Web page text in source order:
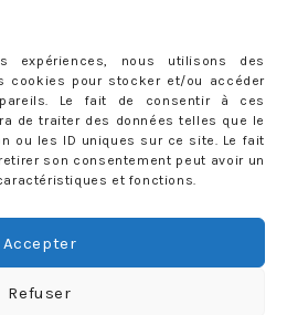
expériences, nous utilisons des
cookies pour stocker et/ou accéder
Le fait de consentir à ces
de traiter des données telles que le
ou les ID uniques sur ce site. Le fait
son consentement peut avoir un
et fonctions.
Accepter
Refuser
398 autres abonnés